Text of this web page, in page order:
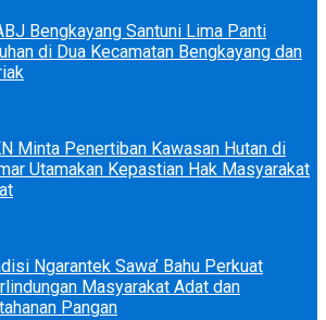
Bengkayang Santuni Lima Panti
di Dua Kecamatan Bengkayang dan
Minta Penertiban Kawasan Hutan di
Utamakan Kepastian Hak Masyarakat
Ngarantek Sawa’ Bahu Perkuat
Masyarakat Adat dan
Pangan